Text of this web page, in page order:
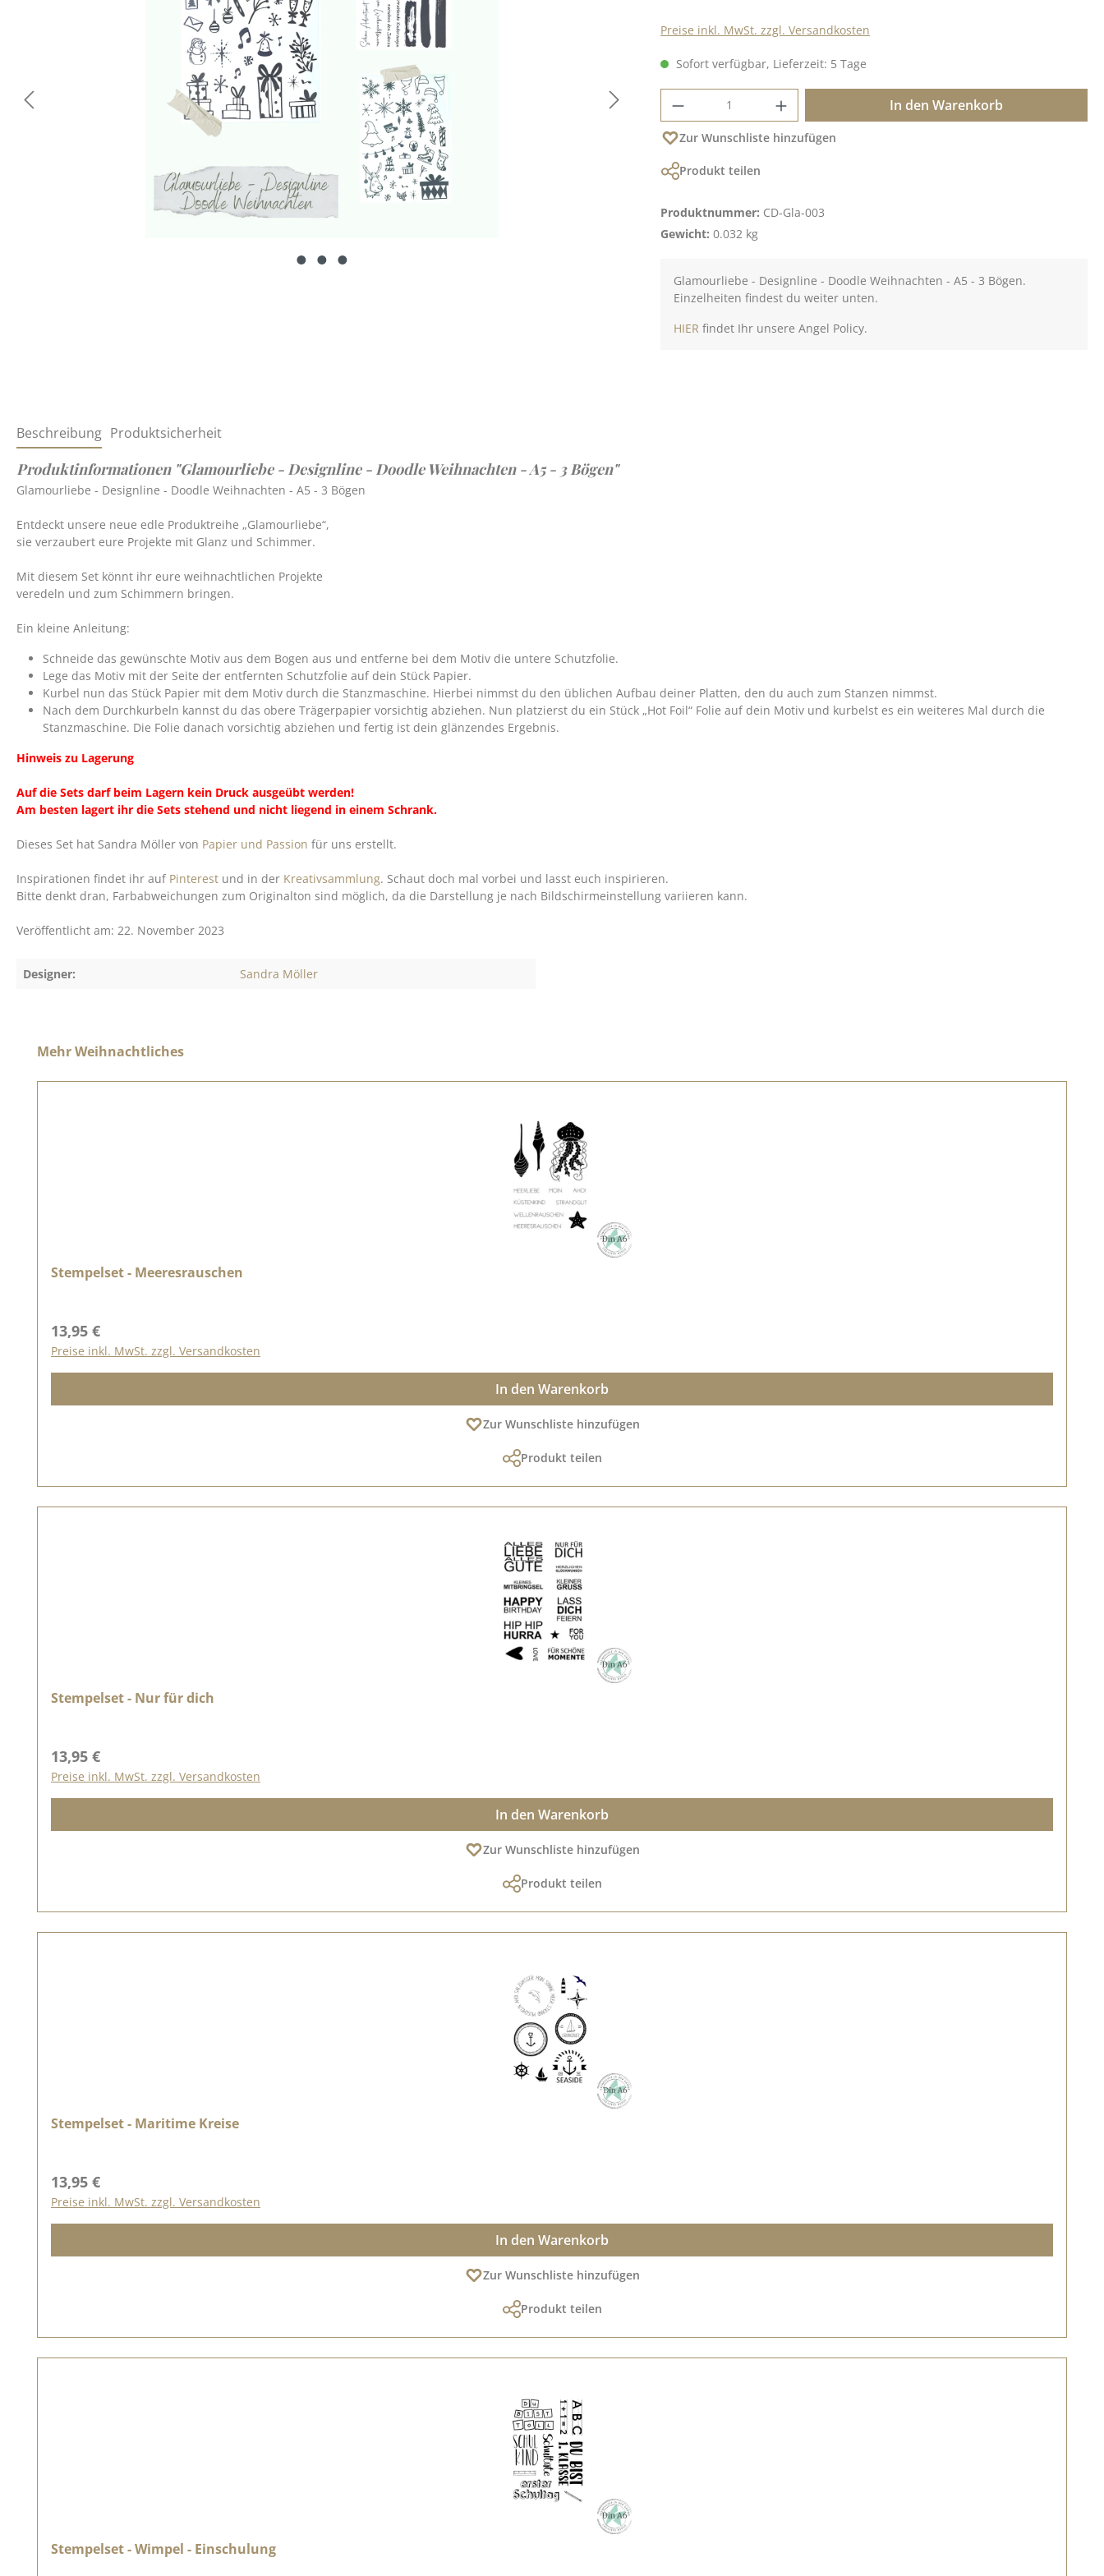
Preise inkl. MwSt. zzgl. Versandkosten
Sofort verfügbar, Lieferzeit: 5 Tage
Produkt Anzahl: Gib den gewünschten Wert
In den Warenkorb
Zur Wunschliste hinzufügen
Produkt teilen
Produktnummer: CD-Gla-003
Gewicht: 0.032 kg
Glamourliebe - Designline - Doodle Weihnachten - A5 - 3 Bögen.
Einzelheiten findest du weiter unten.
HIER findet Ihr unsere Angel Policy.
Beschreibung Produktsicherheit
Produktinformationen "Glamourliebe - Designline - Doodle Weihnachten - A5 - 3 Bögen"
Glamourliebe - Designline - Doodle Weihnachten - A5 - 3 Bögen
Entdeckt unsere neue edle Produktreihe „Glamourliebe“,
sie verzaubert eure Projekte mit Glanz und Schimmer.
Mit diesem Set könnt ihr eure weihnachtlichen Projekte
veredeln und zum Schimmern bringen.
Ein kleine Anleitung:
Schneide das gewünschte Motiv aus dem Bogen aus und entferne bei dem Motiv die untere Schutzfolie.
Lege das Motiv mit der Seite der entfernten Schutzfolie auf dein Stück Papier.
Kurbel nun das Stück Papier mit dem Motiv durch die Stanzmaschine. Hierbei nimmst du den üblichen Aufbau deiner Platten, den du auch zum Stanzen nimmst.
Nach dem Durchkurbeln kannst du das obere Trägerpapier vorsichtig abziehen. Nun platzierst du ein Stück „Hot Foil“ Folie auf dein Motiv und kurbelst es ein weiteres Mal durch die
Stanzmaschine. Die Folie danach vorsichtig abziehen und fertig ist dein glänzendes Ergebnis.
Hinweis zu Lagerung
Auf die Sets darf beim Lagern kein Druck ausgeübt werden!
Am besten lagert ihr die Sets stehend und nicht liegend in einem Schrank.
Dieses Set hat Sandra Möller von Papier und Passion für uns erstellt.
Inspirationen findet ihr auf Pinterest und in der Kreativsammlung. Schaut doch mal vorbei und lasst euch inspirieren.
Bitte denkt dran, Farbabweichungen zum Originalton sind möglich, da die Darstellung je nach Bildschirmeinstellung variieren kann.
Veröffentlicht am: 22. November 2023
Designer: Sandra Möller
Produktgalerie überspringen
Mehr Weihnachtliches
Stempelset - Meeresrauschen
Regulärer Preis:
13,95 €
Preise inkl. MwSt. zzgl. Versandkosten
In den Warenkorb
Zur Wunschliste hinzufügen
Produkt teilen
Stempelset - Nur für dich
Regulärer Preis:
13,95 €
Preise inkl. MwSt. zzgl. Versandkosten
In den Warenkorb
Zur Wunschliste hinzufügen
Produkt teilen
Stempelset - Maritime Kreise
Regulärer Preis:
13,95 €
Preise inkl. MwSt. zzgl. Versandkosten
In den Warenkorb
Zur Wunschliste hinzufügen
Produkt teilen
Stempelset - Wimpel - Einschulung